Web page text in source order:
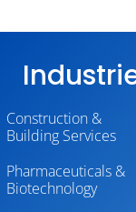
Construction &
Building Services
Pharmaceuticals &
Biotechnology